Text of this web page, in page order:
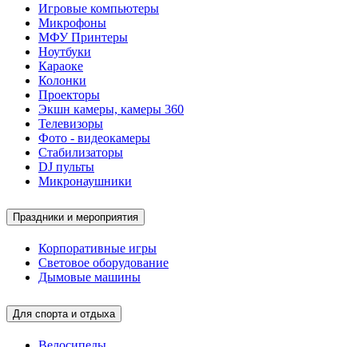
Игровые компьютеры
Микрофоны
МФУ Принтеры
Ноутбуки
Караоке
Колонки
Проекторы
Экшн камеры, камеры 360
Телевизоры
Фото - видеокамеры
Стабилизаторы
DJ пульты
Микронаушники
Праздники и мероприятия
Корпоративные игры
Световое оборудование
Дымовые машины
Для спорта и отдыха